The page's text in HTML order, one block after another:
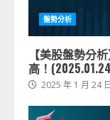
盤勢分析
【美股盤勢分
高！
2025 年 1 月 24 日